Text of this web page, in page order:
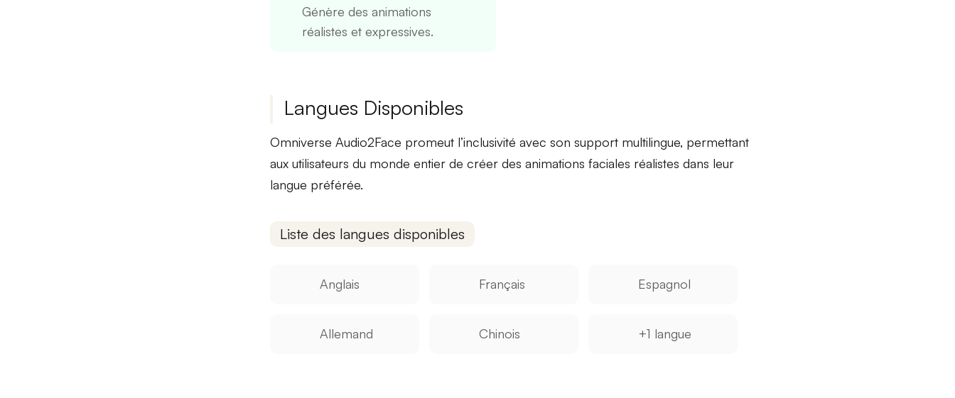
Génère des animations
réalistes et expressives.
Langues Disponibles
Omniverse Audio2Face promeut l’inclusivité avec son support multilingue, permettant
aux utilisateurs du monde entier de créer des animations faciales réalistes dans leur
langue préférée.
Liste des langues disponibles
Anglais Français Espagnol
Allemand Chinois +1 langue